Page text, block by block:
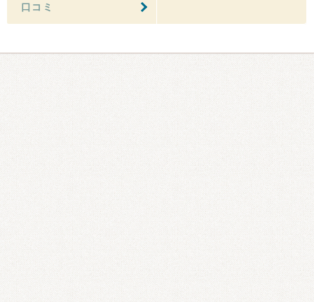
口コミ